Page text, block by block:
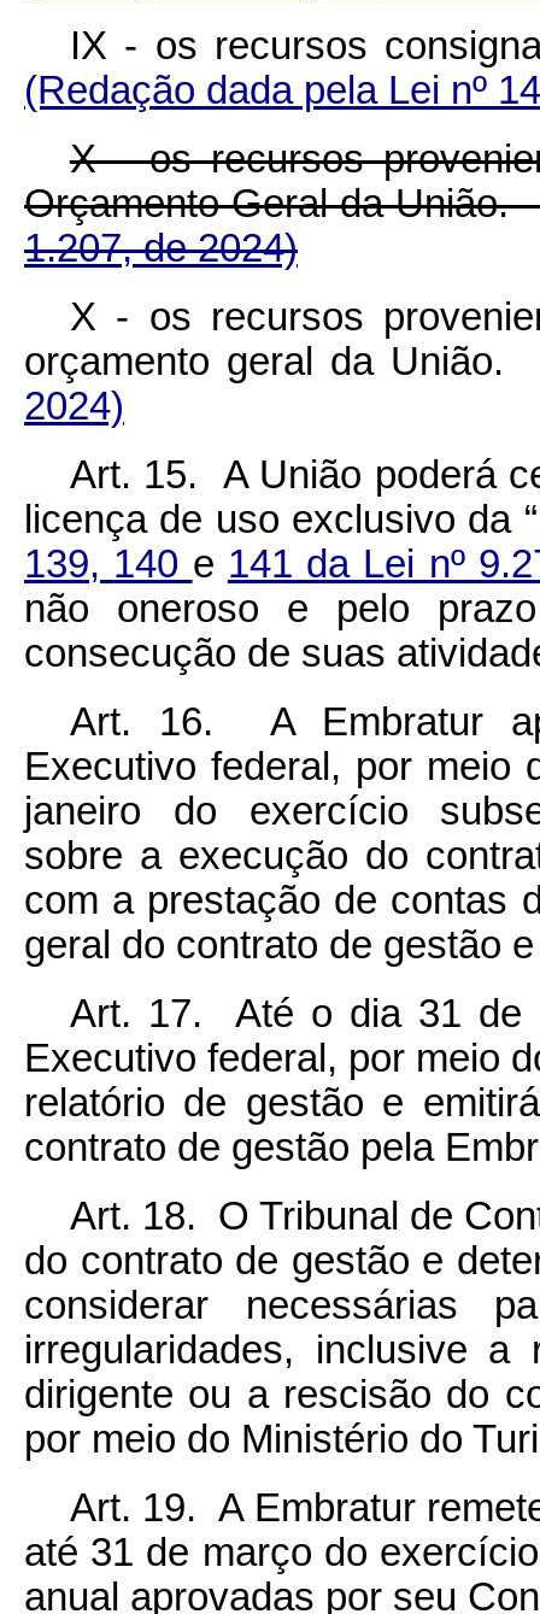
IX - os recursos
(Redação dada pela Lei nº
X - os recursos
Orçamento Geral da
1.207, de 2024)
X - os recursos
orçamento geral da União.
2024)
Art. 15. A União poderá
licença de uso exclusivo da
139, 140 e 141 da Lei nº
não oneroso e pelo
consecução de suas
Art. 16. A Embratur
Executivo federal, por meio
janeiro do exercício
sobre a execução do
com a prestação de contas
geral do contrato de gestão
Art. 17. Até o dia 31 de
Executivo federal, por meio
relatório de gestão e
contrato de gestão pela
Art. 18. O Tribunal de
do contrato de gestão e
considerar necessárias
irregularidades, inclusive a
dirigente ou a rescisão do
por meio do Ministério do
Art. 19. A Embratur
até 31 de março do
anual aprovadas por seu